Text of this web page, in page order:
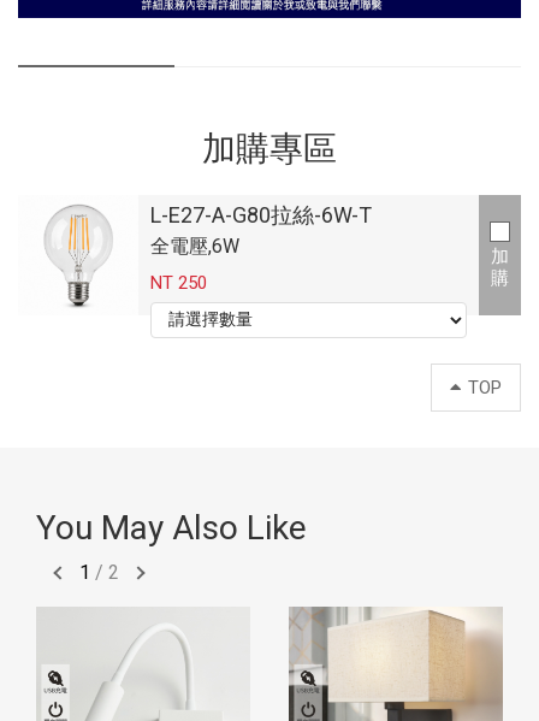
加購專區
L-E27-A-G80拉絲-6W-T
全電壓,6W
NT 250
加
購
TOP
You May Also Like
1 / 2